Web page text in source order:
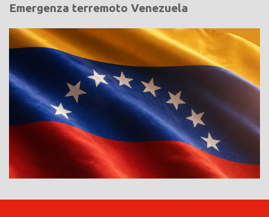
Emergenza terremoto Venezuela